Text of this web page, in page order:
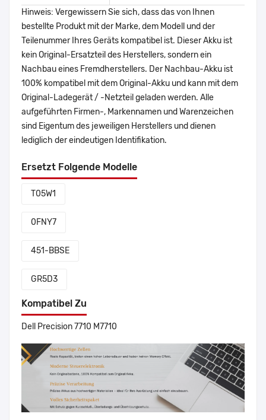
Hinweis: Vergewissern Sie sich, dass das von Ihnen
bestellte Produkt mit der Marke, dem Modell und der
Teilenummer Ihres Geräts kompatibel ist. Dieser Akku ist
kein Original-Ersatzteil des Herstellers, sondern ein
Nachbau eines Fremdherstellers. Der Nachbau-Akku ist
100% kompatibel mit dem Original-Akku und kann mit dem
Original-Ladegerät / -Netzteil geladen werden. Alle
aufgeführten Firmen-, Markennamen und Warenzeichen
sind Eigentum des jeweiligen Herstellers und dienen
lediglich der eindeutigen Identifikation.
Ersetzt Folgende Modelle
T05W1
0FNY7
451-BBSE
GR5D3
Kompatibel Zu
Dell Precision 7710 M7710